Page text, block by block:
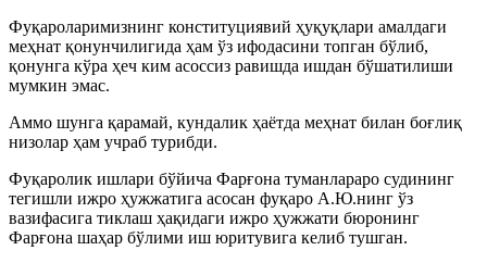
Фуқароларимизнинг конституциявий ҳуқуқлари амалдаги
меҳнат қонунчилигида ҳам ўз ифодасини топган бўлиб,
қонунга кўра ҳеч ким асоссиз равишда ишдан бўшатилиши
мумкин эмас.
Аммо шунга қарамай, кундалик ҳаётда меҳнат билан боғлиқ
низолар ҳам учраб турибди.
Фуқаролик ишлари бўйича Фарғона туманлараро судининг
тегишли ижро ҳужжатига асосан фуқаро А.Ю.нинг ўз
вазифасига тиклаш ҳақидаги ижро ҳужжати бюронинг
Фарғона шаҳар бўлими иш юритувига келиб тушган.